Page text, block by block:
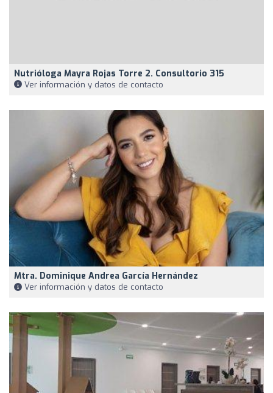
Nutrióloga Mayra Rojas Torre 2. Consultorio 315
Ver información y datos de contacto
Mtra. Dominique Andrea García Hernández
Ver información y datos de contacto